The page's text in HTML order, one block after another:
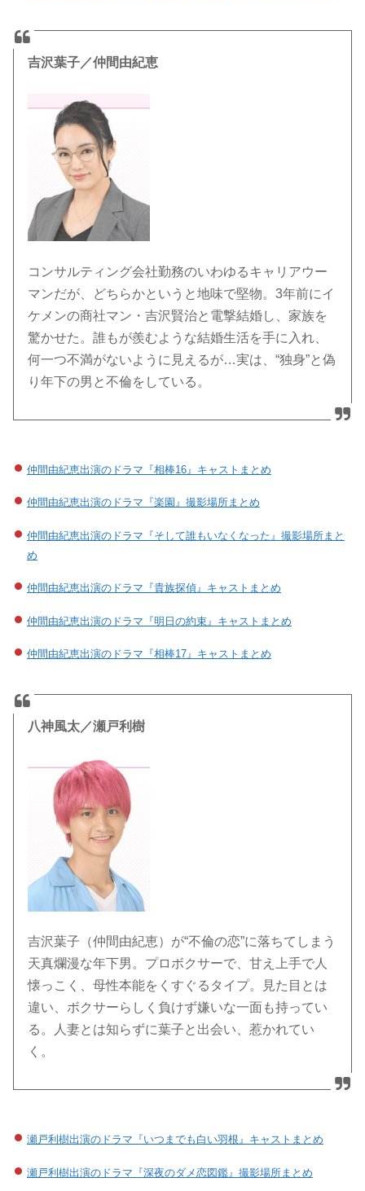
吉沢葉子／仲間由紀恵
コンサルティング会社勤務のいわゆるキャリアウー
マンだが、どちらかというと地味で堅物。3年前にイ
ケメンの商社マン・吉沢賢治と電撃結婚し、家族を
驚かせた。誰もが羨むような結婚生活を手に入れ、
何一つ不満がないように見えるが…実は、“独身”と偽
り年下の男と不倫をしている。
仲間由紀恵出演のドラマ『相棒16』キャストまとめ
仲間由紀恵出演のドラマ『楽園』撮影場所まとめ
仲間由紀恵出演のドラマ『そして誰もいなくなった』撮影場所まと
め
仲間由紀恵出演のドラマ『貴族探偵』キャストまとめ
仲間由紀恵出演のドラマ『明日の約束』キャストまとめ
仲間由紀恵出演のドラマ『相棒17』キャストまとめ
八神風太／瀬戸利樹
吉沢葉子（仲間由紀恵）が“不倫の恋”に落ちてしまう
天真爛漫な年下男。プロボクサーで、甘え上手で人
懐っこく、母性本能をくすぐるタイプ。見た目とは
違い、ボクサーらしく負けず嫌いな一面も持ってい
る。人妻とは知らずに葉子と出会い、惹かれてい
く。
瀬戸利樹出演のドラマ『いつまでも白い羽根』キャストまとめ
瀬戸利樹出演のドラマ『深夜のダメ恋図鑑』撮影場所まとめ